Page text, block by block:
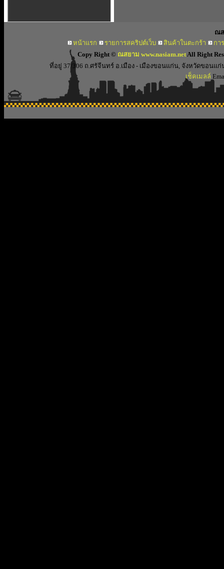
ณส
หน้าแรก
รายการสคริปต์เว็บ สินค้าในตะกร้า
กา
Copy Right © ณสยาม www.nasiam.netAll Right
ที่อยู่ 37/306 ถ.ศรัจีนทร์ อ.เมือง - เมืองขอนแก่น, จังหวัดขอนแก่
เช็คเมลล์